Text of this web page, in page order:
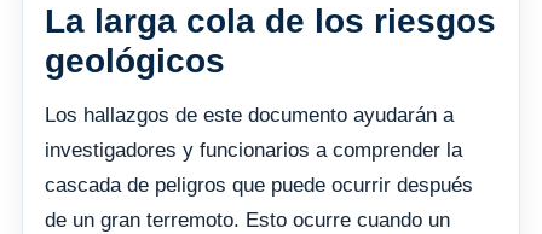
La larga cola de los riesgos
geológicos
Los hallazgos de este documento ayudarán a
investigadores y funcionarios a comprender la
cascada de peligros que puede ocurrir después
de un gran terremoto. Esto ocurre cuando un